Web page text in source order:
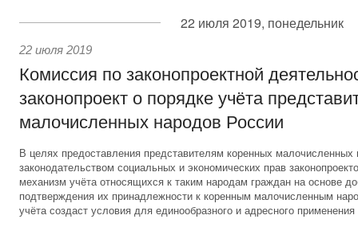
22 июля 2019, понедельник
22 июля 2019
Комиссия по законопроектной
законопроект о порядке учёта
малочисленных народов России
В целях предоставления представителям коренных
законодательством социальных и экономических прав
механизм учёта относящихся к таким народам граждан на основе
подтверждения их принадлежности к коренным малочисленным
учёта создаст условия для единообразного и адресного применения